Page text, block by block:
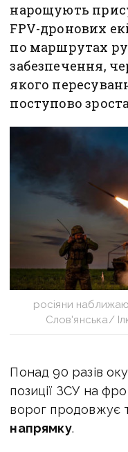
нарощують
FPV-дронових
по маршрутах
забезпечення,
якого
поступово
росіяни
Слов'янська/
Понад 90 разів
позиції ЗСУ на
ворог продовжує
напрямку.